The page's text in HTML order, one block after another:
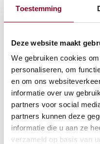
Toestemming
Deze website maakt
We gebruiken cookies
personaliseren, om
en om ons
informatie over uw
partners voor social
partners kunnen deze
informatie die u aan ze
verzameld op basis van
€1,14
(excl. btw)
IN WINKELWAGEN
Meer info